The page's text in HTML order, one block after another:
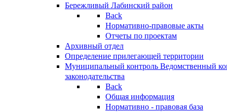
Бережливый Лабинский район
Back
Нормативно-правовые акты
Отчеты по проектам
Архивный отдел
Определение прилегающей территории
Муниципальный контроль Ведомственный
законодательства
Back
Общая информация
Нормативно - правовая база